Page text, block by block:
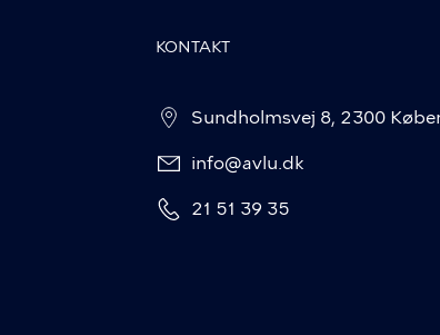
KONTAKT
Sundholmsvej 8, 2300
info@avlu.dk
21 51 39 35